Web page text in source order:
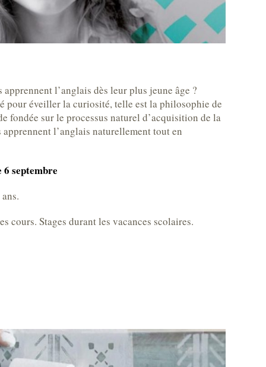
l’anglais dès leur plus jeune âge ?
pour éveiller la curiosité, telle est la philosophie de
fondée sur le processus naturel d’acquisition de la
l’anglais naturellement tout en
septembre
cours. Stages durant les vacances scolaires.